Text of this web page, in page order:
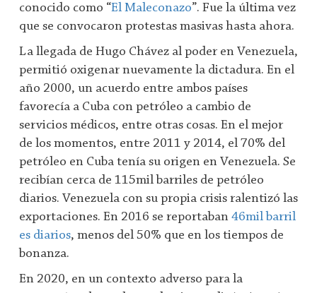
conocido como “El Maleconazo”. Fue la última vez
que se convocaron protestas masivas hasta ahora.
La llegada de Hugo Chávez al poder en Venezuela,
permitió oxigenar nuevamente la dictadura. En el
año 2000, un acuerdo entre ambos países
favorecía a Cuba con petróleo a cambio de
servicios médicos, entre otras cosas. En el mejor
de los momentos, entre 2011 y 2014, el 70% del
petróleo en Cuba tenía su origen en Venezuela. Se
recibían cerca de 115mil barriles de petróleo
diarios. Venezuela con su propia crisis ralentizó las
exportaciones. En 2016 se reportaban 46mil barril
es diarios, menos del 50% que en los tiempos de
bonanza.
En 2020, en un contexto adverso para la